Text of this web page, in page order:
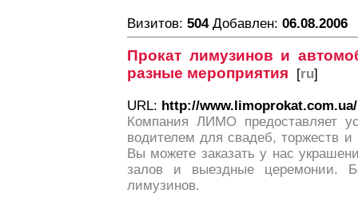
Визитов: 504Добавлен: 06.08.2006
Прокат лимузинов и
разные мероприятия [ru]
URL: http://
Компания ЛИМО предоставляет
водителем для свадеб, торжеств
Вы можете заказать у нас
залов и выездные церемонии.
лимузинов.